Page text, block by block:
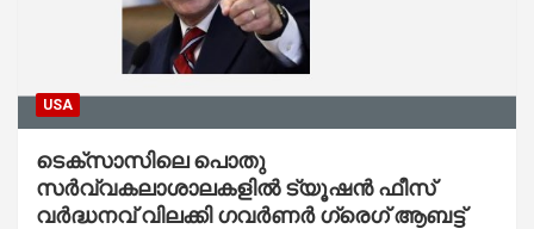
USA
ടെക്സാസിലെ പൊതു
സർവ്വകലാശാലകളിൽ ട്യൂഷൻ ഫീസ്
വർദ്ധനവ് വിലക്കി ഗവർണർ ഗ്രെഗ് ആബട്ട്